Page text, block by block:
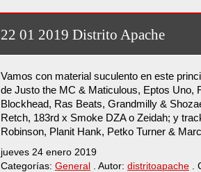
22 01 2019 Distrito Apache
Vamos con material suculento en este
de Justo the MC & Maticulous, Eptos Uno,
Blockhead, Ras Beats, Grandmilly &
Retch, 183rd x Smoke DZA o Zeidah; y
Robinson, Planit Hank, Petko Turner &
jueves 24 enero 2019
Categorías: General . Autor: distritoapache .